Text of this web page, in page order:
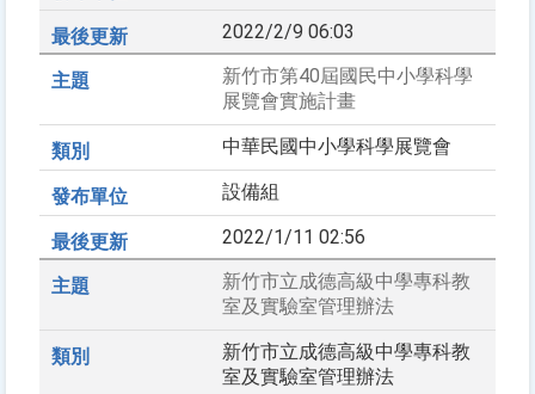
2022/2/9 06:03
新竹市第40屆國民中小學科學
展覽會實施計畫
中華民國中小學科學展覽會
設備組
2022/1/11 02:56
新竹市立成德高級中學專科教
室及實驗室管理辦法
新竹市立成德高級中學專科教
室及實驗室管理辦法